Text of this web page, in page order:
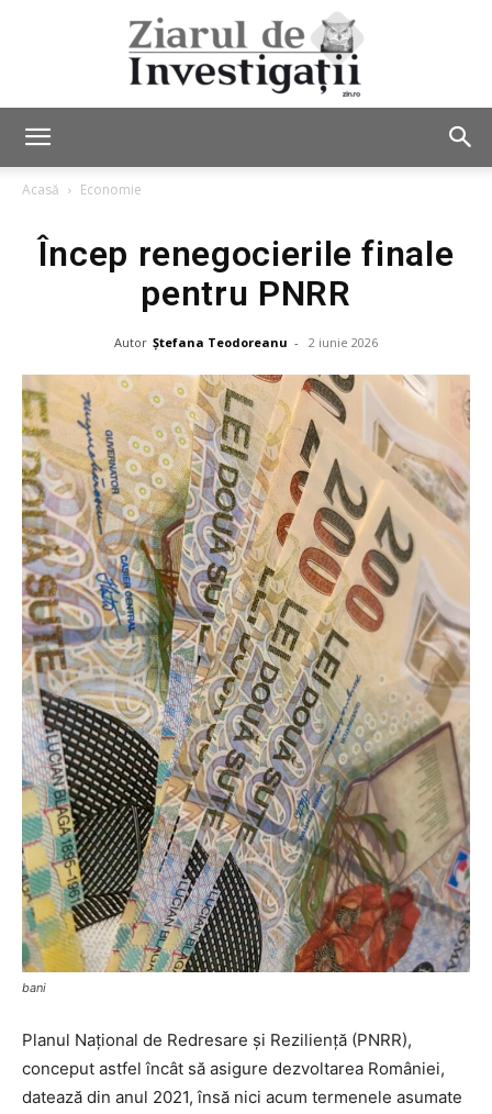
de
Investigații
Acasă Economie
Încep renegocierile finale
pentru PNRR
Autor Ștefana Teodoreanu - 2 iunie 2026
bani
Planul Național de Redresare și Reziliență (PNRR),
conceput astfel încât să asigure dezvoltarea României,
datează din anul 2021, însă nici acum termenele asumate